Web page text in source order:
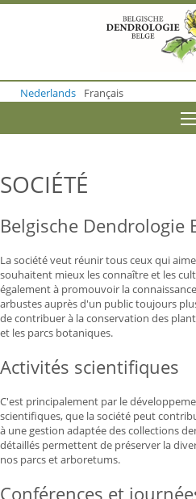
o
m
n
n
Nederlands Français
SOCIÉTÉ
Belgische Dendrologie
La société veut réunir tous ceux qui
souhaitent mieux les connaître et les
également à promouvoir la
arbustes auprès d'un public toujours
de contribuer à la conservation des
et les parcs botaniques.
Activités scientifiques
C'est principalement par le
scientifiques, que la société peut
à une gestion adaptée des collections
détaillés permettent de préserver la
nos parcs et arboretums.
Conférences et